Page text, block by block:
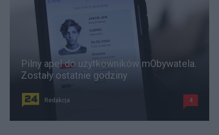
Pilny apel do użytkowników mObywatela.
Zostały ostatnie godziny
Redakcja 4